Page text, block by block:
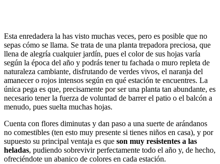
Esta enredadera la has visto muchas veces, pero es posible que no
sepas cómo se llama. Se trata de una planta trepadora preciosa, que
llena de alegría cualquier jardín, pues el color de sus hojas varía
según la época del año y podrás tener tu fachada o muro repleta de
naturaleza cambiante, disfrutando de verdes vivos, el naranja del
amanecer o rojos intensos según en qué estación te encuentres. La
única pega es que, precisamente por ser una planta tan abundante, es
necesario tener la fuerza de voluntad de barrer el patio o el balcón a
menudo, pues suelta muchas hojas.
Cuenta con flores diminutas y dan paso a una suerte de arándanos
no comestibles (ten esto muy presente si tienes niños en casa), y por
supuesto su principal ventaja es que son muy resistentes a las
heladas, pudiendo sobrevivir perfectamente todo el año y, de hecho,
ofreciéndote un abanico de colores en cada estación.